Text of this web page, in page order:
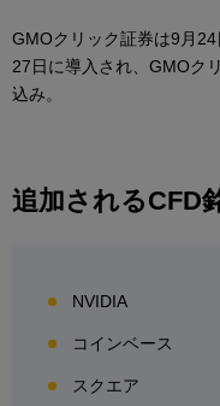
GMOクリック証券は9月
27日に導入され、GMOク
込み。
追加されるCFD
NVIDIA
コインベース
スクエア